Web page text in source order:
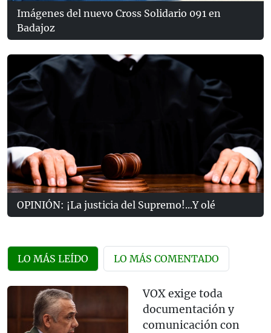
Imágenes del nuevo Cross Solidario 091 en
Badajoz
OPINIÓN: ¡La justicia del Supremo!...Y olé
LO MÁS LEÍDO LO MÁS COMENTADO
VOX exige toda
documentación y
comunicación con